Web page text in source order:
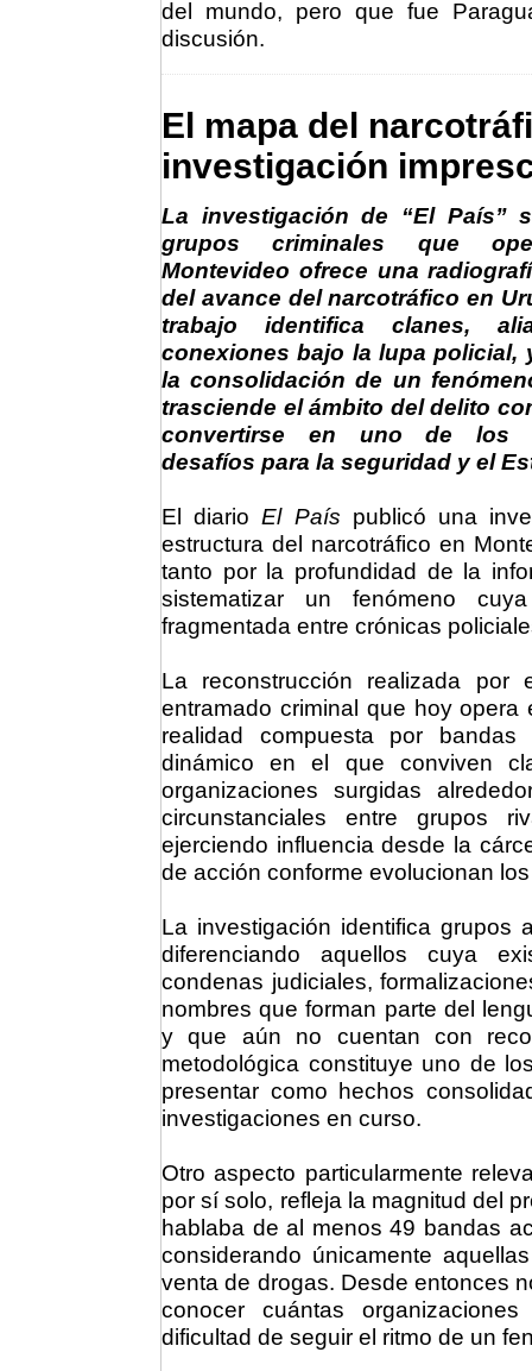
del mundo, pero que fue
discusión.
El mapa del
investigación
La investigación de “El País”
grupos criminales que
Montevideo ofrece una
del avance del narcotráfico en
trabajo identifica clanes,
conexiones bajo la lupa policial,
la consolidación de un
trasciende el ámbito del delito
convertirse en uno de los
desafíos para la seguridad y el
El diarioEl País publicó una
estructura del narcotráfico en
tanto por la profundidad de la
sistematizar un fenómeno
fragmentada entre crónicas
La reconstrucción realizada
entramado criminal que hoy
realidad compuesta por
dinámico en el que conviven
organizaciones surgidas
circunstanciales entre grupos
ejerciendo influencia desde la
de acción conforme evolucionan
La investigación identifica grupos
diferenciando aquellos cuya
condenas judiciales,
nombres que forman parte del
y que aún no cuentan con
metodológica constituye uno de
presentar como hechos
investigaciones en curso.
Otro aspecto particularmente
por sí solo, refleja la magnitud del
hablaba de al menos 49 bandas
considerando únicamente
venta de drogas. Desde entonces
conocer cuántas
dificultad de seguir el ritmo de un